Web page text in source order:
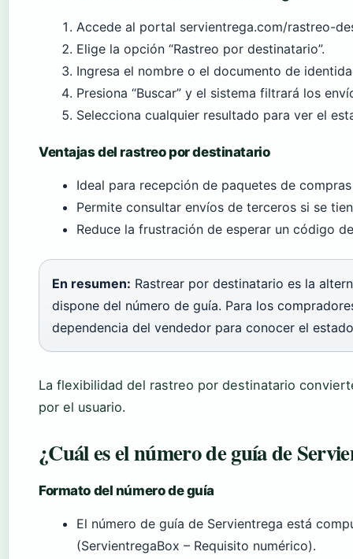
Accede al portal servientrega.com/rastreo-
Elige la opción “Rastreo por destinatario”.
Ingresa el nombre o el documento de
Presiona “Buscar” y el sistema filtrará los
Selecciona cualquier resultado para ver el
Ventajas del rastreo por destinatario
Ideal para recepción de paquetes de
Permite consultar envíos de terceros si se
Reduce la frustración de esperar un código
En resumen: Rastrear por destinatario es la
dispone del número de guía. Para los
dependencia del vendedor para conocer el
La flexibilidad del rastreo por destinatario
por el usuario.
¿Cuál es el número de guía de
Formato del número de guía
El número de guía de Servientrega está
(ServientregaBox – Requisito numérico).